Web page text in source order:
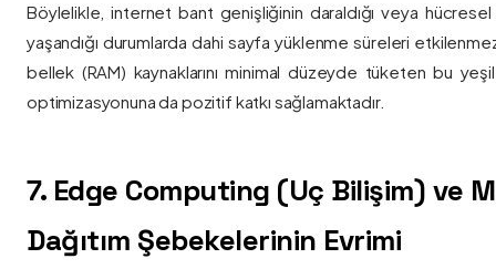
Böylelikle, internet bant genişliğinin daraldığı veya
yaşandığı durumlarda dahi sayfa yüklenme süreleri
bellek (RAM) kaynaklarını minimal düzeyde tüketen bu yeşil
optimizasyonuna da pozitif katkı sağlamaktadır.
7. Edge Computing (Uç Bilişim) ve
Dağıtım Şebekelerinin Evrimi